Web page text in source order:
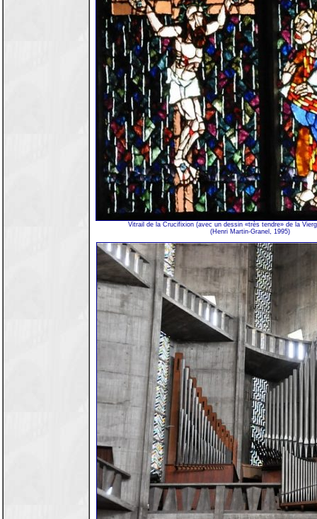
Vitrail de la Crucifixion (avec un dessin «très tendre» de la
(Henri Martin-Granel, 1995)